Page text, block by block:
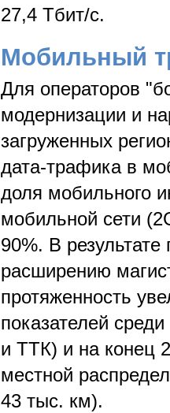
27,4 Тбит/с.
Мобильный
Для операторов
модернизации и
загруженных
дата-трафика в
доля мобильного
мобильной сети
90%. В
расширению
протяженность
показателей
и ТТК) и на конец
местной
43 тыс. км).